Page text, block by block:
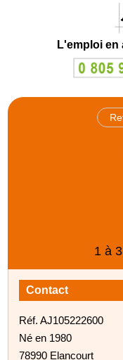
L'emploi en
1 à
Contact
Réf. AJ105222600
Né en 1980
78990 Elancourt